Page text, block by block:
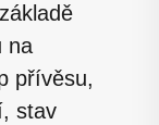
na
přívěsu,
stav